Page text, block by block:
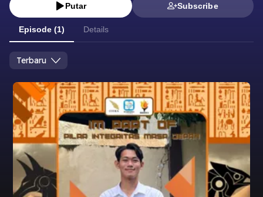
Putar Subscribe
Episode (1) Details
Terbaru